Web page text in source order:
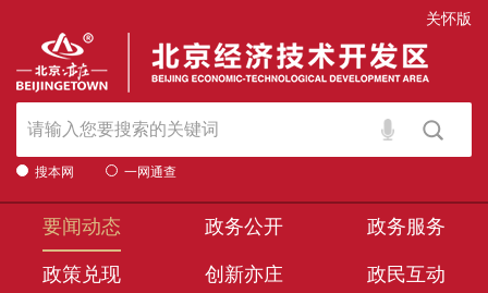
关怀版
搜本网 一网通查
要闻动态 政务公开 政务服务
政策兑现 创新亦庄 政民互动